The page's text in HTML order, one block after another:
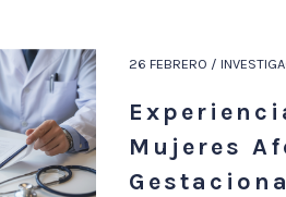
26 FEBRERO /
Mujeres